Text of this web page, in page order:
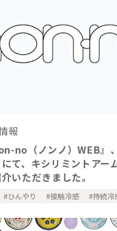
報
no（ノンノ）WEB』
て、キシリミントアー
いただきました。
ひんやり 接触冷感 持続冷